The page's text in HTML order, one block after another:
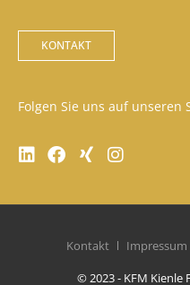
KONTAKT
Folgen Sie uns auf unseren
Kontakt Impressum
© 2023 - KFM